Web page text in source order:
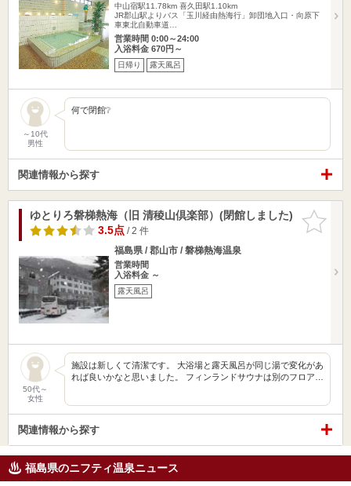
中山宿駅11.78km 喜久田駅1.10km
JR郡山駅よりバス「玉川経由熱海行」卸団地入口・向原下
車東北自動車道…
営業時間 0:00～24:00
入浴料金 670円～
日帰り 露天風呂
～10代
男性
何で閉館❔
関連情報から探す
お気に入
りに追加
ゆとりろ磐梯熱海（旧 清稜山倶楽部）(閉館しました)
3.5点/ 2 件
福島県 / 郡山市 / 磐梯熱海温泉
営業時間
入浴料金 ～
露天風呂
50代～
女性
施設は新しくて清潔です。 大浴場と露天風呂が同じ湯で変化があ
れば良いかなと思いました。 フィンランドサウナは別のフロア…
関連情報から探す
福島県のニフティ温泉ニュース